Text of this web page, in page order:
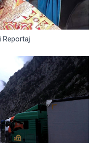
Reportaj